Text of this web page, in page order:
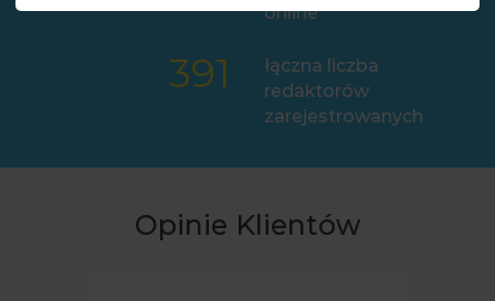
online
391
łączna liczba
redaktorów
zarejestrowanych
Opinie Klientów